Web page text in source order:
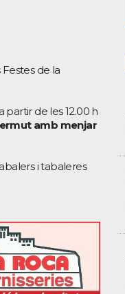
de la
partir de les 12.00 h
amb menjar
i tabaleres